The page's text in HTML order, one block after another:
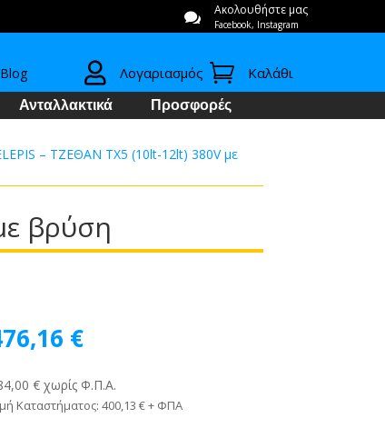
 Ακολουθήστε μας
Facebook, Instagram
Blog  Λογαριασμός  Καλάθι
Ανταλλακτικά Προσφορές
– ΤΖΕΘΑΝ TX5 (10lt-12lt) 380V με
βρύση
€
€ χωρίς Φ.Π.Α.
Καταστήματος: 400,13 € + ΦΠΑ